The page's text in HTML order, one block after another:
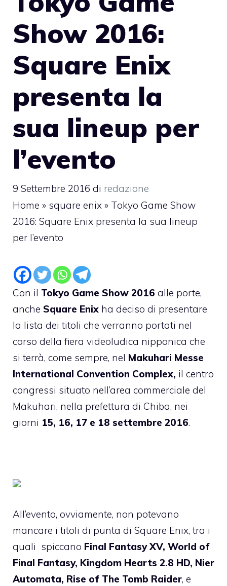
Show 2016:
Square Enix
presenta la
sua lineup per
l’evento
9 Settembre 2016 di redazione
Home » square enix » Tokyo Game Show
2016: Square Enix presenta la sua lineup
per l’evento
Con il Tokyo Game Show 2016 alle porte,
anche Square Enix ha deciso di presentare
la lista dei titoli che verranno portati nel
corso della fiera videoludica nipponica che
si terrà, come sempre, nel Makuhari Messe
International Convention Complex, il centro
congressi situato nell’area commerciale del
Makuhari, nella prefettura di Chiba, nei
giorni 15, 16, 17 e 18 settembre 2016.
All’evento, ovviamente, non potevano
mancare i titoli di punta di Square Enix, tra i
quali spiccano Final Fantasy XV, World of
Final Fantasy, Kingdom Hearts 2.8 HD, Nier
Automata, Rise of The Tomb Raider, e